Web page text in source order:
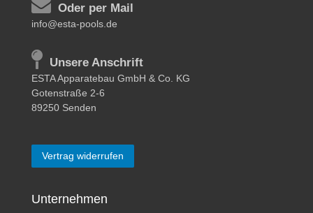
Oder per Mail
info@esta-pools.de
Unsere Anschrift
ESTA Apparatebau GmbH & Co. KG
Gotenstraße 2-6
89250 Senden
Vertrag widerrufen
Unternehmen